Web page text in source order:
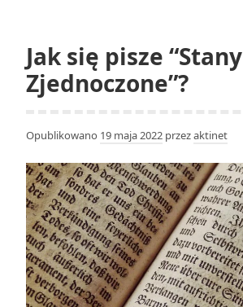
bahamy?
Jak się pisze “Stany
Zjednoczone”?
Opublikowano 19 maja 2022 przezaktinet